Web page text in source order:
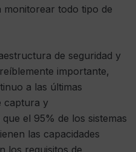
todo tipo de
de seguridad y
importante,
a las últimas
captura y
el 95% de los sistemas
las capacidades
los requisitos de